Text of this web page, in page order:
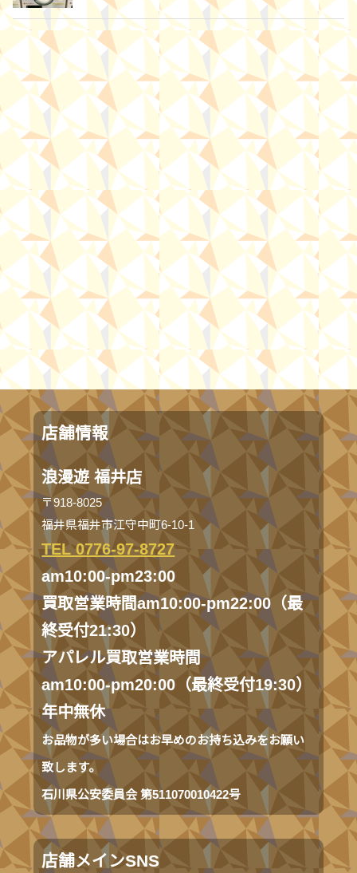
店舗情報
浪漫遊 福井店
〒918-8025
福井県福井市江守中町6-10-1
TEL 0776-97-8727
am10:00-pm23:00
買取営業時間am10:00-pm22:00（最
終受付21:30）
アパレル買取営業時間
am10:00-pm20:00（最終受付19:30）
年中無休
お品物が多い場合はお早めのお持ち込みをお願い
致します。
石川県公安委員会 第511070010422号
店舗メインSNS